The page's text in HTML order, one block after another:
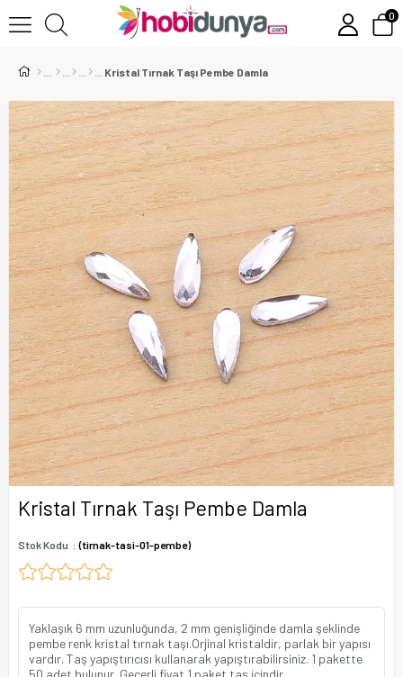
0
Kristal Tırnak Taşı Pembe Damla
Kristal Tırnak Taşı Pembe Damla
Stok Kodu (tirnak-tasi-01-pembe)
Yaklaşık 6 mm uzunluğunda, 2 mm genişliğinde damla şeklinde
pembe renk kristal tırnak taşı.Orjinal kristaldir, parlak bir yapısı
vardır. Taş yapıştırıcısı kullanarak yapıştırabilirsiniz. 1 pakette
50 adet bulunur. Geçerli fiyat 1 paket taş içindir